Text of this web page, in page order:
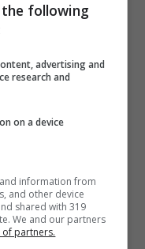
following
advertising and
research and
on a device
information from
and other device
shared with 319
We and our partners
of partners.